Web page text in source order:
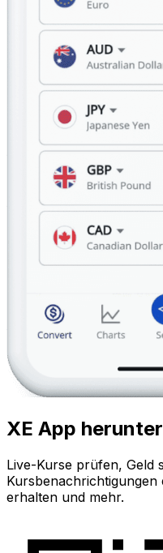
XE App
Live-Kurse prüfen, Geld
erhalten und mehr.